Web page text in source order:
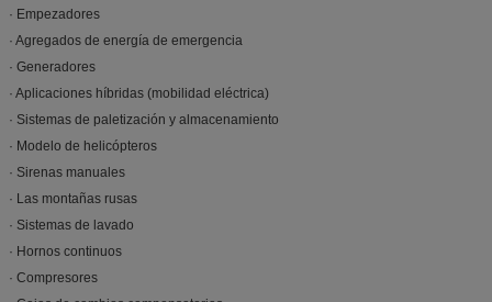
· Empezadores
· Agregados de energía de emergencia
· Generadores
· Aplicaciones híbridas (mobilidad eléctrica)
· Sistemas de paletización y almacenamiento
· Modelo de helicópteros
· Sirenas manuales
· Las montañas rusas
· Sistemas de lavado
· Hornos continuos
· Compresores